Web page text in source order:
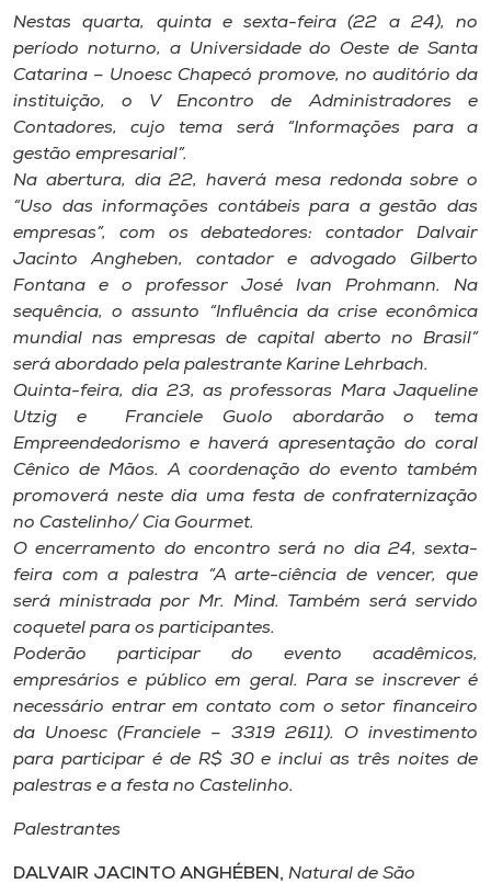
CPA
Biblioteca
Editora
Rádio
Museu
Unoesc
Store
Selecione
o idioma
Nestas quarta, quinta e sexta-feira (22 a 24), no
período noturno, a Universidade do Oeste de Santa
Catarina – Unoesc Chapecó promove, no auditório da
instituição, o V Encontro de Administradores e
Contadores, cujo tema será “Informações para a
gestão empresarial”.
Na abertura, dia 22, haverá mesa redonda sobre o
“Uso das informações contábeis para a gestão das
empresas”, com os debatedores: contador Dalvair
Jacinto Angheben, contador e advogado Gilberto
Fontana e o professor José Ivan Prohmann. Na
sequência, o assunto “Influência da crise econômica
mundial nas empresas de capital aberto no Brasil”
será abordado pela palestrante Karine Lehrbach.
Quinta-feira, dia 23, as professoras Mara Jaqueline
Utzig e Franciele Guolo abordarão o tema
Empreendedorismo e haverá apresentação do coral
Cênico de Mãos. A coordenação do evento também
promoverá neste dia uma festa de confraternização
no Castelinho/ Cia Gourmet.
O encerramento do encontro será no dia 24, sexta-
feira com a palestra “A arte-ciência de vencer, que
será ministrada por Mr. Mind. Também será servido
coquetel para os participantes.
Poderão participar do evento acadêmicos,
empresários e público em geral. Para se inscrever é
necessário entrar em contato com o setor financeiro
da Unoesc (Franciele – 3319 2611). O investimento
para participar é de R$ 30 e inclui as três noites de
palestras e a festa no Castelinho.
Palestrantes
DALVAIR JACINTO ANGHÉBEN, Natural de São